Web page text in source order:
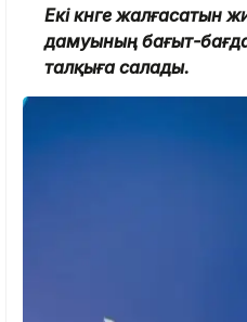
Екі күнге жалғасатын
дамуының бағыт-
талқыға салады.